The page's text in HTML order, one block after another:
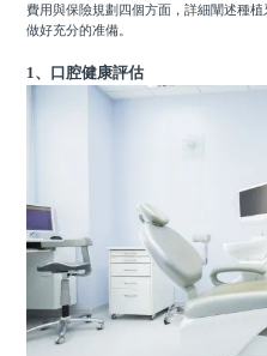
費用與保險規劃四個方面，詳細闡述種
做好充分的准備。
1、口腔健康評估